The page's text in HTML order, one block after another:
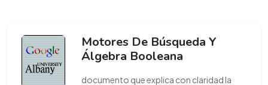
Motores De Búsqueda Y
Álgebra Booleana
documento que explica con claridad la